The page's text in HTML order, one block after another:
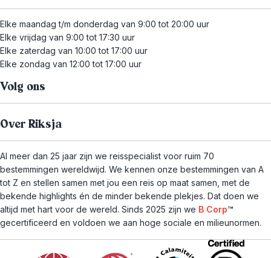
Elke maandag t/m donderdag van 9:00 tot 20:00 uur
Elke vrijdag van 9:00 tot 17:30 uur
Elke zaterdag van 10:00 tot 17:00 uur
Elke zondag van 12:00 tot 17:00 uur
Volg ons
Over Riksja
Al meer dan 25 jaar zijn we reisspecialist voor ruim 70
bestemmingen wereldwijd. We kennen onze bestemmingen van A
tot Z en stellen samen met jou een reis op maat samen, met de
bekende highlights én de minder bekende plekjes. Dat doen we
altijd met hart voor de wereld. Sinds 2025 zijn we B Corp™
gecertificeerd en voldoen we aan hoge sociale en milieunormen.